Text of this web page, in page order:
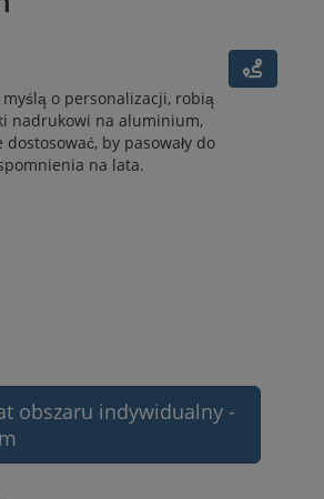
o personalizacji, robią
nadrukowi na aluminium,
by pasowały do
na lata.
obszaru indywidualny -